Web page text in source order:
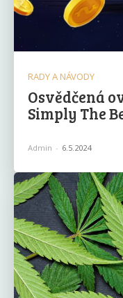
RADY A NÁVODY
Osvědčená
Simply The
Admin - 6.5.2024